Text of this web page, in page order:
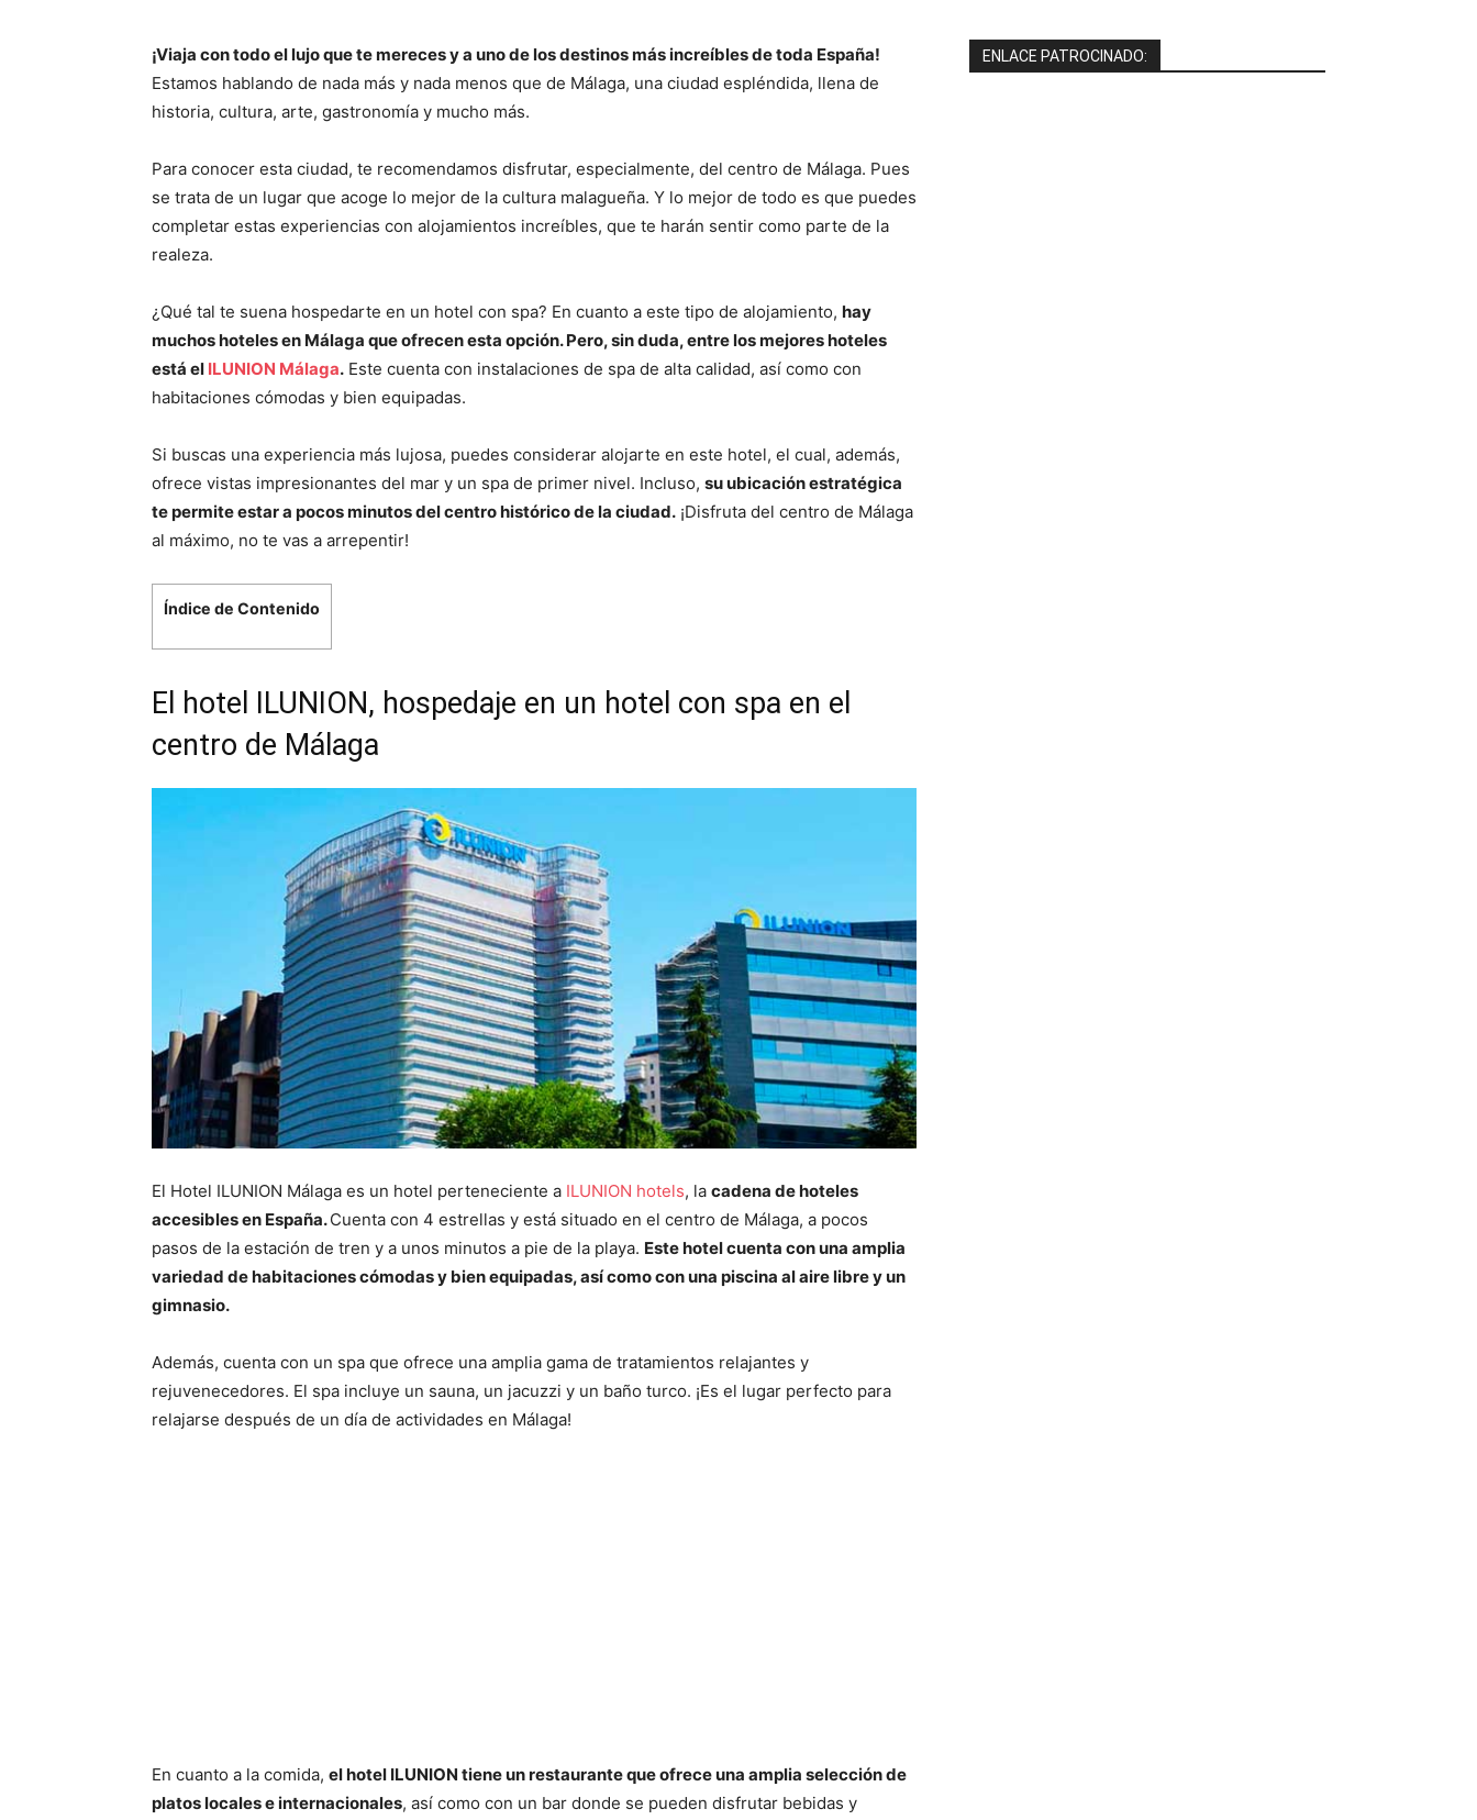
¡Viaja con todo el lujo que te mereces y a uno de los destinos más increíbles de toda España!
Estamos hablando de nada más y nada menos que de Málaga, una ciudad espléndida, llena de
historia, cultura, arte, gastronomía y mucho más.
Para conocer esta ciudad, te recomendamos disfrutar, especialmente, del centro de Málaga. Pues
se trata de un lugar que acoge lo mejor de la cultura malagueña. Y lo mejor de todo es que puedes
completar estas experiencias con alojamientos increíbles, que te harán sentir como parte de la
realeza.
¿Qué tal te suena hospedarte en un hotel con spa? En cuanto a este tipo de alojamiento, hay
muchos hoteles en Málaga que ofrecen esta opción. Pero, sin duda, entrelos mejores hoteles
está el ILUNION Málaga. Este cuenta con instalaciones de spa de alta calidad, así como con
habitaciones cómodas y bien equipadas.
Si buscas una experiencia más lujosa, puedes considerar alojarte en este hotel, el cual, además,
ofrece vistas impresionantes del mar y un spa de primer nivel. Incluso, su ubicación estratégica
te permite estar a pocos minutos del centro histórico de la ciudad. ¡Disfruta del centro de Málaga
al máximo, no te vas a arrepentir!
Índice de Contenido
El hotel ILUNION, hospedaje en un hotel con spa en el
centro de Málaga
El Hotel ILUNION Málaga es un hotel perteneciente a ILUNION hotels, la cadena de hoteles
accesibles en España.Cuenta con 4 estrellas y está situado en el centro de Málaga, a pocos
pasos de la estación de tren y a unos minutos a pie de la playa. Este hotel cuenta con una amplia
variedad de habitaciones cómodas y bien equipadas, así como con una piscina al aire libre y un
gimnasio.
Además, cuenta con un spa que ofrece una amplia gama de tratamientos relajantes y
rejuvenecedores. El spa incluye un sauna, un jacuzzi y un baño turco. ¡Es el lugar perfecto para
relajarse después de un día de actividades en Málaga!
En cuanto a la comida, el hotel ILUNION tiene un restaurante que ofrece una amplia selección de
platos locales e internacionales, así como con un bar donde se pueden disfrutar bebidas y
ENLACE PATROCINADO: